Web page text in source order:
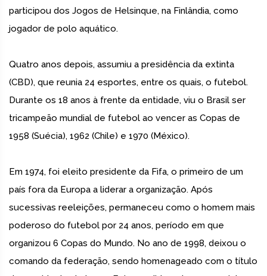
participou dos Jogos de Helsinque, na Finlândia, como
jogador de polo aquático.
Quatro anos depois, assumiu a presidência da extinta
(CBD), que reunia 24 esportes, entre os quais, o futebol.
Durante os 18 anos à frente da entidade, viu o Brasil ser
tricampeão mundial de futebol ao vencer as Copas de
1958 (Suécia), 1962 (Chile) e 1970 (México).
Em 1974, foi eleito presidente da Fifa, o primeiro de um
país fora da Europa a liderar a organização. Após
sucessivas reeleições, permaneceu como o homem mais
poderoso do futebol por 24 anos, período em que
organizou 6 Copas do Mundo. No ano de 1998, deixou o
comando da federação, sendo homenageado com o título